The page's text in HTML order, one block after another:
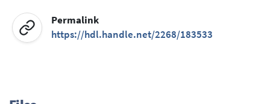
Permalink
https://hdl.handle.net/2268/183533